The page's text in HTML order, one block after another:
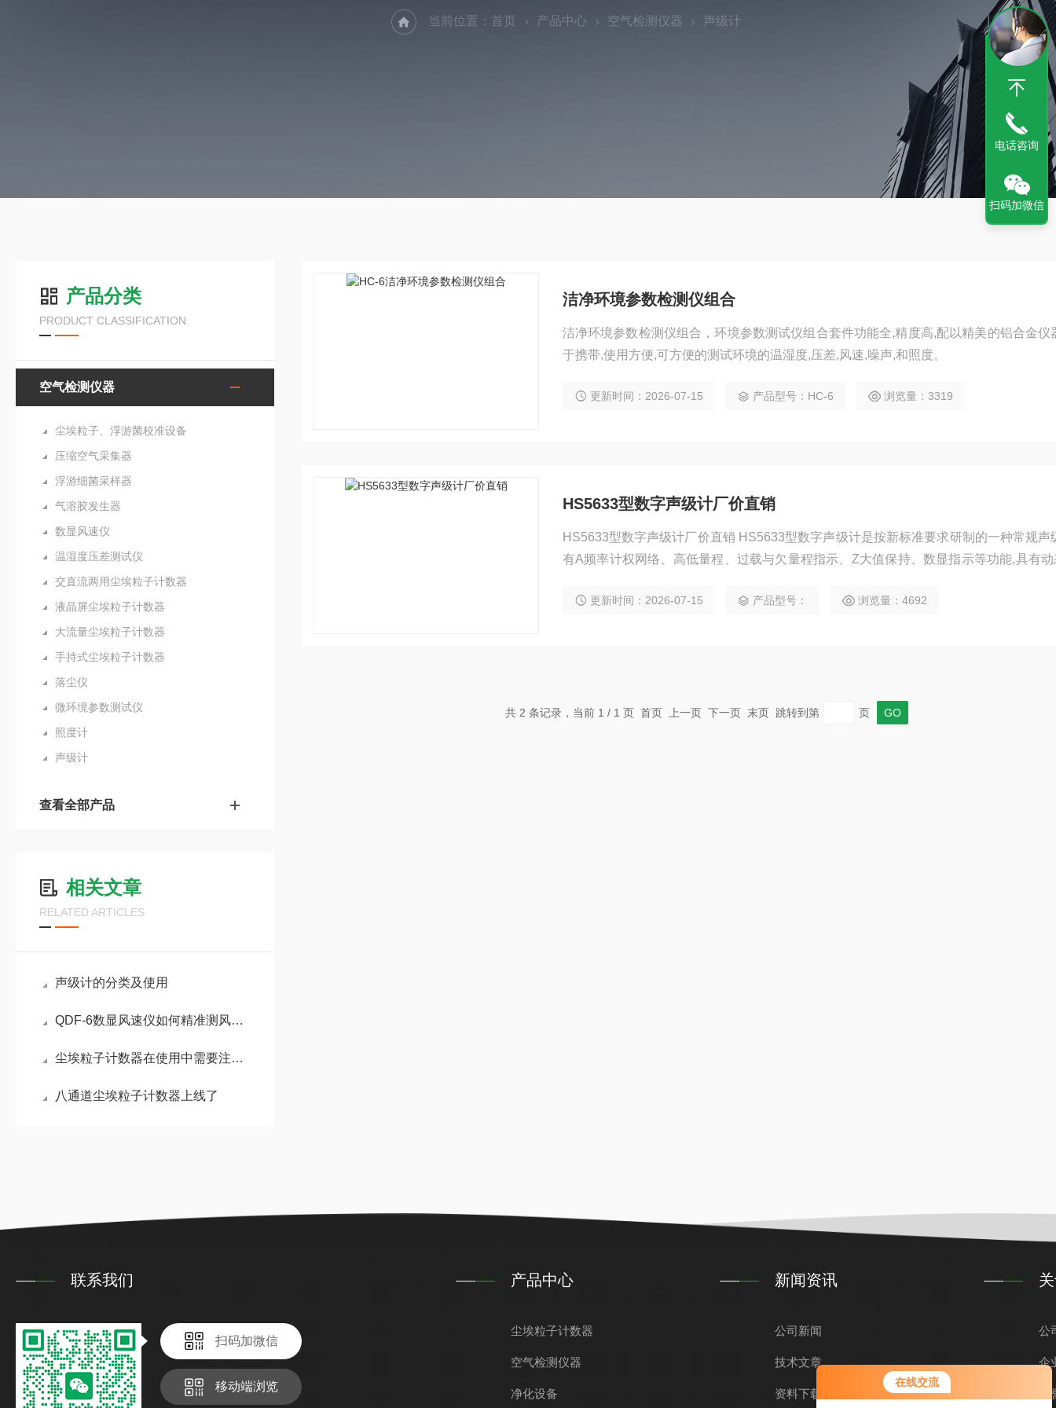
在线交流
当前位置： 首页 产品中心 空气检测仪器 声级计
产品分类
PRODUCT CLASSIFICATION
空气检测仪器
尘埃粒子、浮游菌校准设备
压缩空气采集器
浮游细菌采样器
气溶胶发生器
数显风速仪
温湿度压差测试仪
交直流两用尘埃粒子计数器
液晶屏尘埃粒子计数器
大流量尘埃粒子计数器
手持式尘埃粒子计数器
落尘仪
微环境参数测试仪
照度计
声级计
查看全部产品
相关文章
RELATED ARTICLES
声级计的分类及使用
QDF-6数显风速仪如何精准测风？揭秘来了！
尘埃粒子计数器在使用中需要注意哪些地方
八通道尘埃粒子计数器上线了
洁净环境参数检测仪组合
洁净环境参数检测仪组合，环境参数测试仪组合套件功能全,精度高,配以精美的铝合金仪
于携带,使用方便,可方便的测试环境的温湿度,压差,风速,噪声,和照度。
更新时间：2026-07-15 产品型号：HC-6 浏览量：3319
HS5633型数字声级计厂价直销
HS5633型数字声级计厂价直销 HS5633型数字声级计是按新标准要求研制的一种常规声
有A频率计权网络、高低量程、过载与欠量程指示、Z大值保持、数显指示等功能,具有
级要求.更新时间：2026-07-15 产品型号： 浏览量：4692
共 2 条记录，当前 1 / 1 页 首页 上一页 下一页 末页 跳转到第 页
联系我们
扫码加微信
移动端浏览
产品中心
尘埃粒子计数器
空气检测仪器
净化设备
新闻资讯
公司新闻
技术文章
资料下载
公
企
电话咨询
扫码加微信